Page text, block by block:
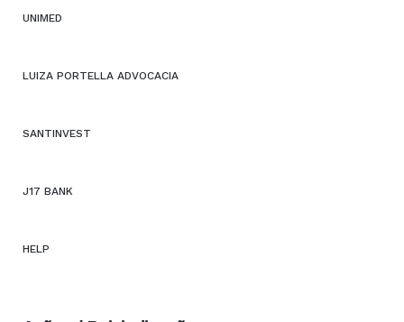
UNIMED
LUIZA PORTELLA ADVOCACIA
SANTINVEST
J17 BANK
HELP